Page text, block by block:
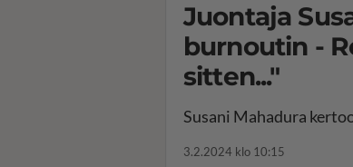
Juontaja
burnoutin -
sitten..."
Susani Mahadura
3.2.2024 klo 10:15